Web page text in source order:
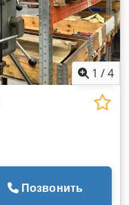
1 /4
Позвонить